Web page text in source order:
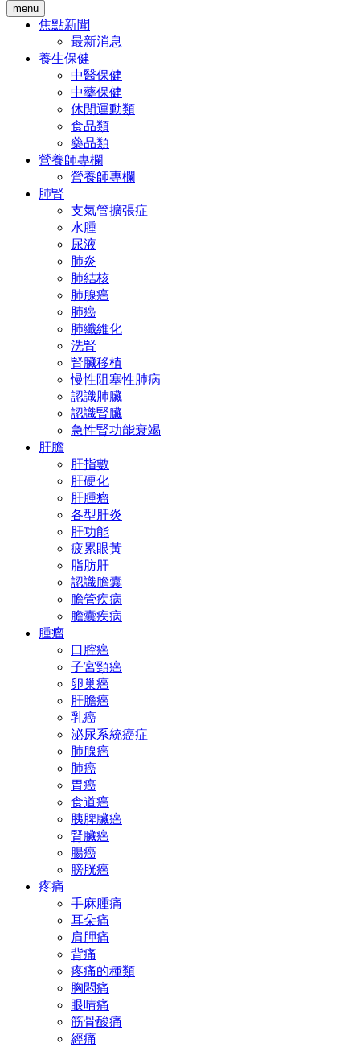
menu
焦點新聞
最新消息
養生保健
中醫保健
中藥保健
休閒運動類
食品類
藥品類
營養師專欄
營養師專欄
肺腎
支氣管擴張症
水腫
尿液
肺炎
肺結核
肺腺癌
肺癌
肺纖維化
洗腎
腎臟移植
慢性阻塞性肺病
認識肺臟
認識腎臟
急性腎功能衰竭
肝膽
肝指數
肝硬化
肝腫瘤
各型肝炎
肝功能
疲累眼黃
脂肪肝
認識膽囊
膽管疾病
膽囊疾病
腫瘤
口腔癌
子宮頸癌
卵巢癌
肝膽癌
乳癌
泌尿系統癌症
肺腺癌
肺癌
胃癌
食道癌
胰脾臟癌
腎臟癌
腸癌
膀胱癌
疼痛
手麻腫痛
耳朵痛
肩胛痛
背痛
疼痛的種類
胸悶痛
眼晴痛
筋骨酸痛
經痛